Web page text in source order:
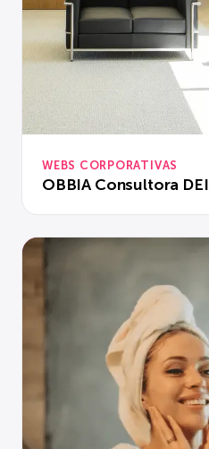
WEBS CORPORATIVAS
OBBIA Consultora DEI